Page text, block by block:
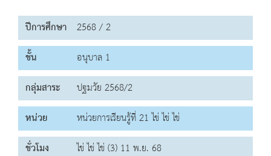
ปีการศึกษา 2568 / 2
ชั้น
อนุบาล 1
กลุ่มสาระ
ปฐมวัย 2568/2
หน่วย
หน่วยการเรียนรู้ที่ 21 ไข่ ไข่ ไข่
ชั่วโมง
ไข่ ไข่ ไข่ (3) 11 พ.ย. 68